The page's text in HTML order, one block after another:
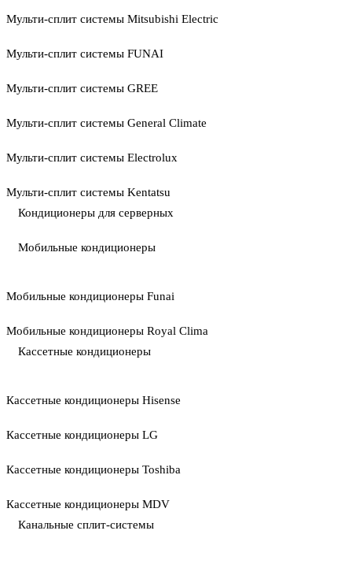
Мульти-сплит системы Mitsubishi Electric
Мульти-сплит системы FUNAI
Мульти-сплит системы GREE
Мульти-сплит системы General Climate
Мульти-сплит системы Electrolux
Мульти-сплит системы Kentatsu
Кондиционеры для серверных
Мобильные кондиционеры
Мобильные кондиционеры Funai
Мобильные кондиционеры Royal Clima
Кассетные кондиционеры
Кассетные кондиционеры Hisense
Кассетные кондиционеры LG
Кассетные кондиционеры Toshiba
Кассетные кондиционеры MDV
Канальные сплит-системы